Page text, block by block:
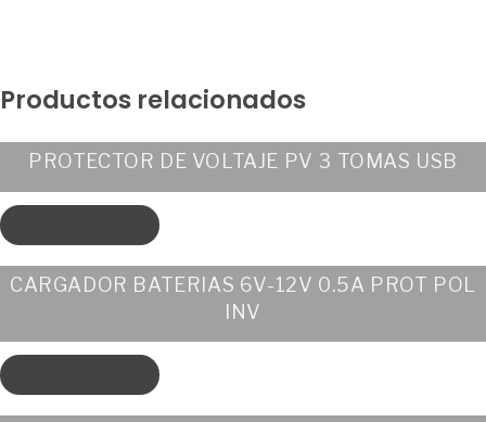
Productos relacionados
PROTECTOR DE VOLTAJE PV 3 TOMAS USB
CARGADOR BATERIAS 6V-12V 0.5A PROT POL
INV